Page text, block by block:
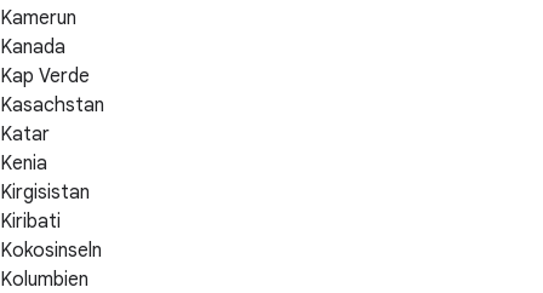
Kamerun
Kanada
Kap Verde
Kasachstan
Katar
Kenia
Kirgisistan
Kiribati
Kokosinseln
Kolumbien